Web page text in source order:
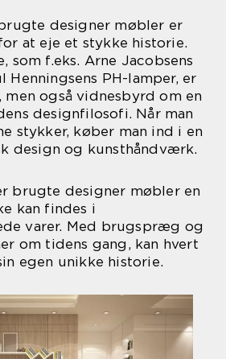
designer møbler er
at eje et stykke historie.
som f.eks. Arne Jacobsens
PH-lamper, er
men også vidnesbyrd om en
designfilosofi. Når man
stykker, køber man ind i en
design og kunsthåndværk.
brugte designer møbler en
kan findes i
varer. Med brugspræg og
om tidens gang, kan hvert
egen unikke historie.